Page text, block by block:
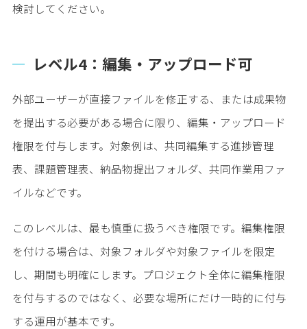
検討してください。
レベル4：編集・アップロード可
外部ユーザーが直接ファイルを修正する、または成果物
を提出する必要がある場合に限り、編集・アップロード
権限を付与します。対象例は、共同編集する進捗管理
表、課題管理表、納品物提出フォルダ、共同作業用ファ
イルなどです。
このレベルは、最も慎重に扱うべき権限です。編集権限
を付ける場合は、対象フォルダや対象ファイルを限定
し、期間も明確にします。プロジェクト全体に編集権限
を付与するのではなく、必要な場所にだけ一時的に付与
する運用が基本です。